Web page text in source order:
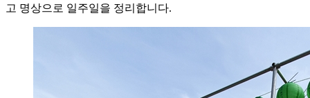
고 명상으로 일주일을 정리합니다.